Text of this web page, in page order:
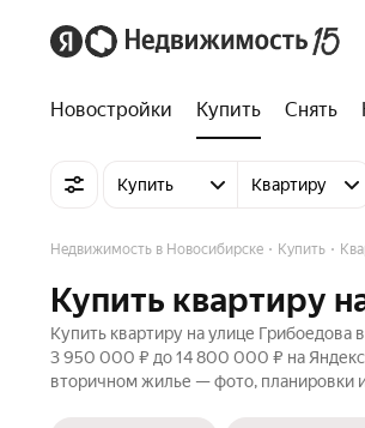
Новостройки Купить Снять
Купить Квартиру
Недвижимость в Новосибирске Купить
Купить квартиру
Купить квартиру на улице
3 950 000 ₽ до 14 800 000 ₽ на Яндекс
вторичном жилье — фото, планировки